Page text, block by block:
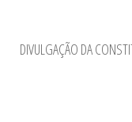
DIVULGAÇÃO DA